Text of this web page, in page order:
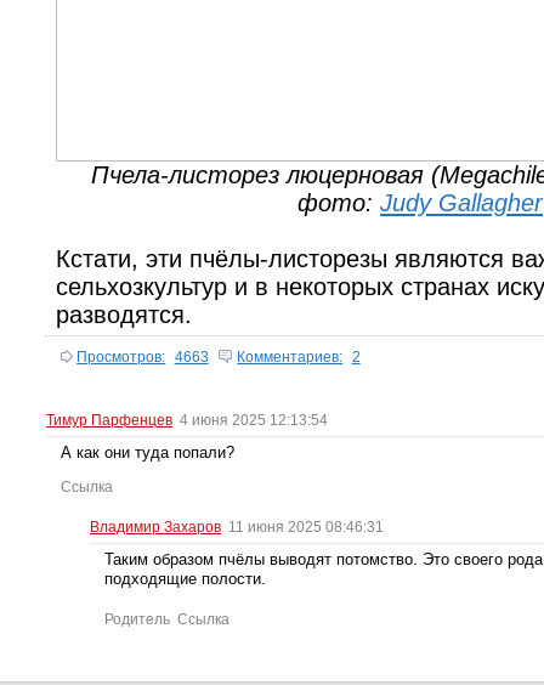
Пчела-листорез люцерновая
фото: Judy Gallagher
Кстати, эти пчёлы-листорезы являются
сельхозкультур и в некоторых странах
разводятся.
Просмотров: 4663 Комментариев: 2
Тимур Парфенцев 4 июня 2025 12:13:54
А как они туда попали?
Ссылка
Владимир Захаров 11 июня 2025 08:46:31
Таким образом пчёлы выводят потомство. Это своего
подходящие полости.
Родитель Ссылка